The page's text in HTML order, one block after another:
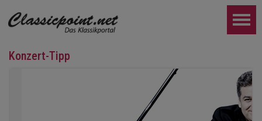
Konzert-Tipp